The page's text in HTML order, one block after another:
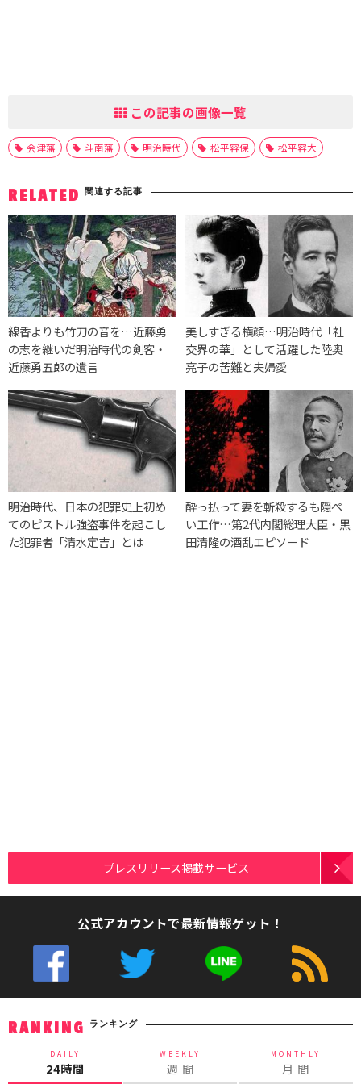
この記事の画像一覧
会津藩 斗南藩 明治時代 松平容保 松平容大
RELATED 関連する記事
線香よりも竹刀の音を…近藤勇
の志を継いだ明治時代の剣客・
近藤勇五郎の遺言
美しすぎる横顔…明治時代「社
交界の華」として活躍した陸奥
亮子の苦難と夫婦愛
明治時代、日本の犯罪史上初め
てのピストル強盗事件を起こし
た犯罪者「清水定吉」とは
酔っ払って妻を斬殺するも隠ぺ
い工作…第2代内閣総理大臣・黒
田清隆の酒乱エピソード
プレスリリース掲載サービス
公式アカウントで最新情報ゲット！
RANKING ランキング
DAILY
24時間
WEEKLY
週 間
MONTHLY
月 間